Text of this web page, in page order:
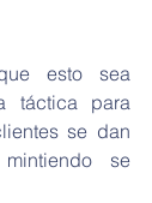
esto sea
táctica para
se dan
se